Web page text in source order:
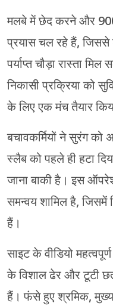
मलबे में छेद करने और 900
प्रयास चल रहे हैं, जिससे
पर्याप्त चौड़ा रास्ता
निकासी प्रक्रिया को
के लिए एक मंच तैयार
बचावकर्मियों ने सुरंग
स्लैब को पहले ही हटा
जाना बाकी है। इस
समन्वय शामिल है, जिसमें
हैं।
साइट के वीडियो
के विशाल ढेर और टूटी
हैं। फंसे हुए श्रमिक, मुख्य